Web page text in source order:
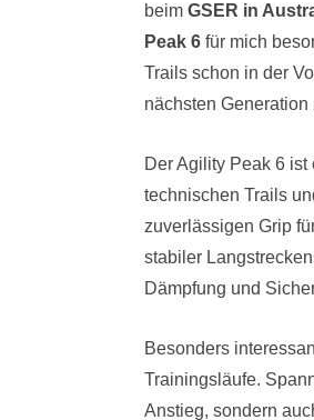
beimGSER in
Peak 6 für mich
Trails schon in der
nächsten
Der Agility Peak 6
technischen Trails
zuverlässigen Grip
stabiler
Dämpfung und
Besonders
Trainingsläufe.
Anstieg, sondern